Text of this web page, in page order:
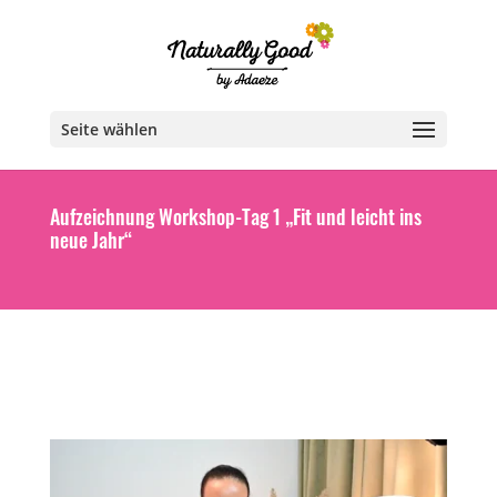
Seite wählen
Aufzeichnung Workshop-Tag 1 „Fit und leicht ins
neue Jahr“